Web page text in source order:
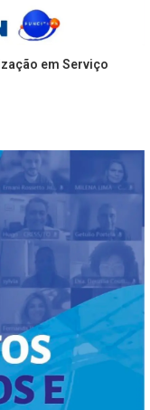
em Serviço